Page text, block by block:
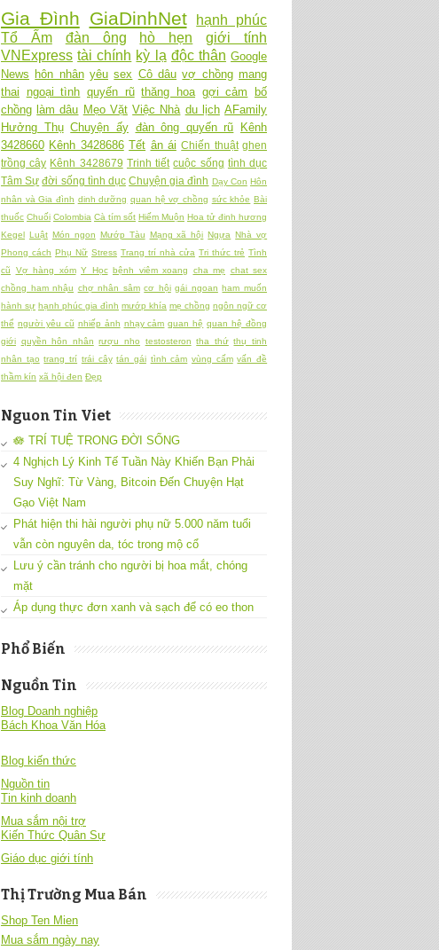
Gia Đình GiaDinhNet
hạnh phúc
Tổ Ấm
đàn ông hò hẹn
giới tính
VNExpress tài chính kỳ lạ độc thân Google
News hôn nhân yêu sex Cô dâu vợ chồng mang
thai ngoại tình quyến rũ thăng hoa gợi cảm
bố
chồng làm dâu Mẹo Vặt Việc Nhà du lịch AFamily
Hưởng Thụ Chuyện ấy đàn ông quyến rũ
Kênh
3428660 Kênh 3428686 Tết ân ái Chiến thuật ghen
trồng cây Kênh 3428679 Trinh tiết cuộc sống tình dục
Tâm Sự đời sống tình dục Chuyện gia đình Dạy Con Hôn
nhân và Gia đình dinh dưỡng quan hệ vợ chồng sức khỏe Bài
thuốc Chuối Colombia Cà tím sốt Hiếm Muộn Hoa tử đinh hương
Kegel Luật Món ngon Mướp Tàu Mạng xã hội Ngựa Nhà vợ
Phong cách Phụ Nữ Stress Trang trí nhà cửa Tri thức trẻ Tình
cũ
Vợ hàng xóm Y Học bệnh viêm xoang cha mẹ
chat sex
chồng ham nhậu chợ nhân sâm cơ hội gái ngoan ham muốn
hành sự hạnh phúc gia đình mướp khía mẹ chồng ngôn ngữ cơ
thể người yêu cũ nhiếp ảnh nhạy cảm quan hệ quan hệ đồng
giới quyền hôn nhân rượu nho testosteron tha thứ thụ tinh
nhân tạo trang trí trái cây tán gái tình cảm vùng cấm vấn đề
thầm kín xã hội đen Đẹp
Nguon Tin Viet
🪷 TRÍ TUỆ TRONG ĐỜI SỐNG
4 Nghịch Lý Kinh Tế Tuần Này Khiến Bạn Phải
Suy Nghĩ: Từ Vàng, Bitcoin Đến Chuyện Hạt
Gạo Việt Nam
Phát hiện thi hài người phụ nữ 5.000 năm tuổi
vẫn còn nguyên da, tóc trong mộ cổ
Lưu ý cần tránh cho người bị hoa mắt, chóng
mặt
Áp dụng thực đơn xanh và sạch để có eo thon
Phổ Biến
Nguồn Tin
Blog Doanh nghiệp
Bách Khoa Văn Hóa
Blog kiến thức
Nguồn tin
Tin kinh doanh
Mua sắm nội trợ
Kiến Thức Quân Sự
Giáo dục giới tính
Thị Trường Mua Bán
Shop Ten Mien
Mua sắm ngày nay